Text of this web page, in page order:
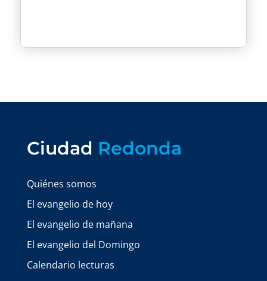
Ciudad Redonda
Quiénes somos
El evangelio de hoy
El evangelio de mañana
El evangelio del Domingo
Calendario lecturas